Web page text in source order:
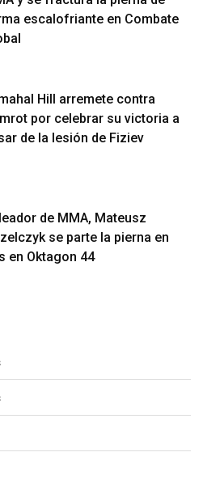
escalofriante en Combate
Hill arremete contra
por celebrar su victoria a
de la lesión de Fiziev
de MMA, Mateusz
se parte la pierna en
en Oktagon 44